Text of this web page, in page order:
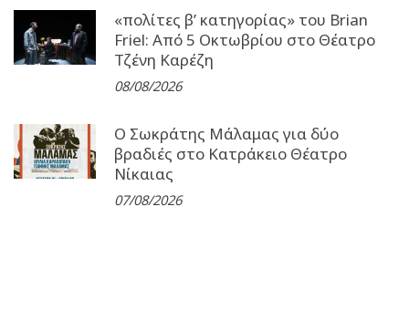
«πολίτες β’ κατηγορίας» του Brian
Friel: Από 5 Οκτωβρίου στο Θέατρο
Τζένη Καρέζη
08/08/2026
Ο Σωκράτης Μάλαμας για δύο
βραδιές στο Κατράκειο Θέατρο
Νίκαιας
07/08/2026